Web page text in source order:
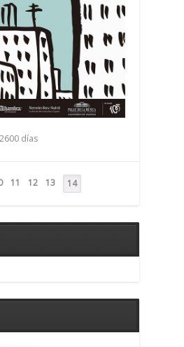
días
11 12 13 14